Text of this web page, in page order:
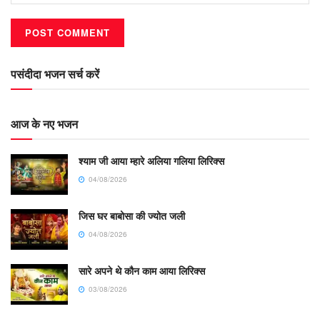
पसंदीदा भजन सर्च करें
आज के नए भजन
श्याम जी आया म्हारे अलिया गलिया लिरिक्स
04/08/2026
जिस घर बाबोसा की ज्योत जली
04/08/2026
सारे अपने थे कौन काम आया लिरिक्स
03/08/2026